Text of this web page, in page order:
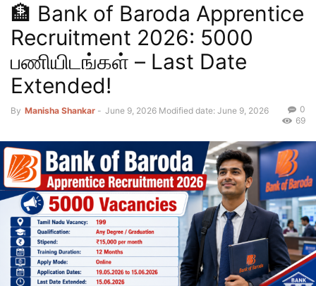
🏦 Bank of Baroda Apprentice
Recruitment 2026: 5000
பணியிடங்கள் – Last Date
Extended!
By Manisha Shankar - June 9, 2026 Modified date: June 9, 2026
0
69